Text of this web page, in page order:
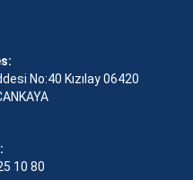
No:40 Kızılay 06420
10 80